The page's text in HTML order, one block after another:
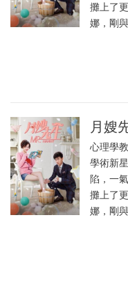
攤上了
娜，剛
月嫂
心理學
學術新
陷，一
攤上了
娜，剛